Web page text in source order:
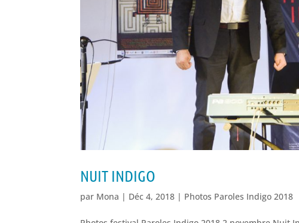
NUIT INDIGO
par Mona | Déc 4, 2018 | Photos Paroles Indigo 2018